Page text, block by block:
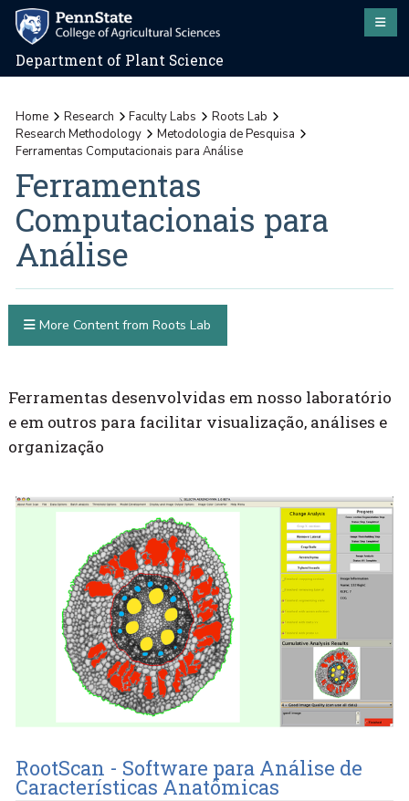
Department of Plant Science
Home Research Faculty Labs
Roots Lab
Research Methodology
Metodologia de Pesquisa
Ferramentas Computacionais para Análise
Ferramentas
Computacionais para
Análise
Ferramentas desenvolvidas em nosso laboratório
e em outros para facilitar visualização, análises e
organização
RootScan - Software para Análise de
Características Anatômicas
More Content from Roots Lab